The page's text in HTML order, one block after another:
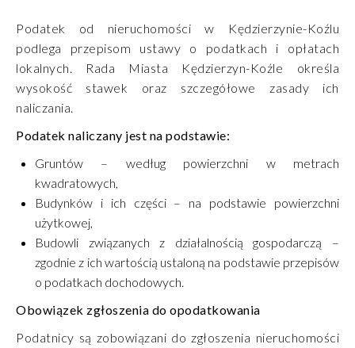
Podatek od nieruchomości w Kędzierzynie-Koźlu
podlega przepisom ustawy o podatkach i opłatach
lokalnych. Rada Miasta Kędzierzyn-Koźle określa
wysokość stawek oraz szczegółowe zasady ich
naliczania.
Podatek naliczany jest na podstawie:
Gruntów – według powierzchni w metrach
kwadratowych,
Budynków i ich części – na podstawie powierzchni
użytkowej,
Budowli związanych z działalnością gospodarczą –
zgodnie z ich wartością ustaloną na podstawie przepisów
o podatkach dochodowych.
Obowiązek zgłoszenia do opodatkowania
Podatnicy są zobowiązani do zgłoszenia nieruchomości